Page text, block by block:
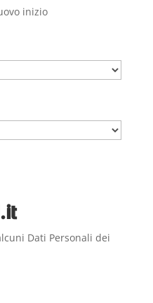
inizio
Dati Personali dei